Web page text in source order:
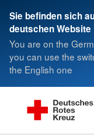
Sie befinden sich
deutschen Website
You are on the
you can use the
the English one